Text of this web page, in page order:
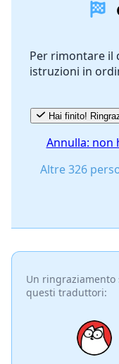
Aggiungi
Per rimontare il
istruzioni in
Hai finito!
Annulla: non
Altre 326
Un ringraziamento
questi traduttori: